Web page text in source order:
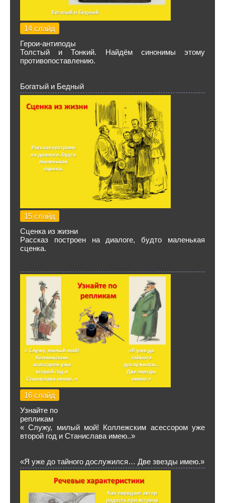
14 слайд
Герои-антиподы
Толстый и Тонкий. Найдём синонимы этому
противопоставлению.
Богатый и Бедный
15 слайд
Сценка из жизни
Рассказ построен на диалоге, будто маленькая
сценка.
16 слайд
Узнайте по
репликам
« Служу, милый мой! Коллежским асессором уже
второй год и Станислава имею..»
«Я уже до тайного дослужился… Две звезды имею.»